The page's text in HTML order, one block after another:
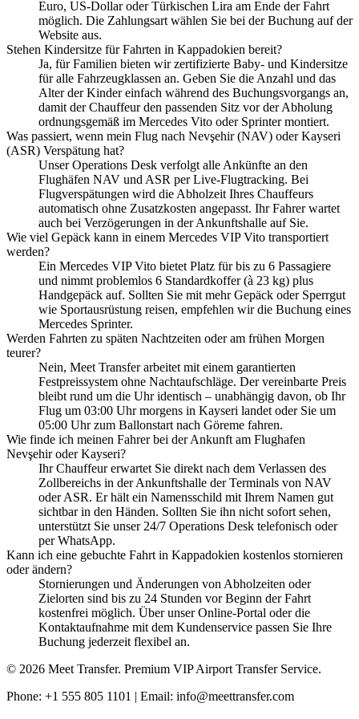
Euro, US-Dollar oder Türkischen Lira am Ende der Fahrt
möglich. Die Zahlungsart wählen Sie bei der Buchung auf der
Website aus.
Stehen Kindersitze für Fahrten in Kappadokien bereit?
Ja, für Familien bieten wir zertifizierte Baby- und Kindersitze
für alle Fahrzeugklassen an. Geben Sie die Anzahl und das
Alter der Kinder einfach während des Buchungsvorgangs an,
damit der Chauffeur den passenden Sitz vor der Abholung
ordnungsgemäß im Mercedes Vito oder Sprinter montiert.
Was passiert, wenn mein Flug nach Nevşehir (NAV) oder Kayseri
(ASR) Verspätung hat?
Unser Operations Desk verfolgt alle Ankünfte an den
Flughäfen NAV und ASR per Live-Flugtracking. Bei
Flugverspätungen wird die Abholzeit Ihres Chauffeurs
automatisch ohne Zusatzkosten angepasst. Ihr Fahrer wartet
auch bei Verzögerungen in der Ankunftshalle auf Sie.
Wie viel Gepäck kann in einem Mercedes VIP Vito transportiert
werden?
Ein Mercedes VIP Vito bietet Platz für bis zu 6 Passagiere
und nimmt problemlos 6 Standardkoffer (à 23 kg) plus
Handgepäck auf. Sollten Sie mit mehr Gepäck oder Sperrgut
wie Sportausrüstung reisen, empfehlen wir die Buchung eines
Mercedes Sprinter.
Werden Fahrten zu späten Nachtzeiten oder am frühen Morgen
teurer?
Nein, Meet Transfer arbeitet mit einem garantierten
Festpreissystem ohne Nachtaufschläge. Der vereinbarte Preis
bleibt rund um die Uhr identisch – unabhängig davon, ob Ihr
Flug um 03:00 Uhr morgens in Kayseri landet oder Sie um
05:00 Uhr zum Ballonstart nach Göreme fahren.
Wie finde ich meinen Fahrer bei der Ankunft am Flughafen
Nevşehir oder Kayseri?
Ihr Chauffeur erwartet Sie direkt nach dem Verlassen des
Zollbereichs in der Ankunftshalle der Terminals von NAV
oder ASR. Er hält ein Namensschild mit Ihrem Namen gut
sichtbar in den Händen. Sollten Sie ihn nicht sofort sehen,
unterstützt Sie unser 24/7 Operations Desk telefonisch oder
per WhatsApp.
Kann ich eine gebuchte Fahrt in Kappadokien kostenlos stornieren
oder ändern?
Stornierungen und Änderungen von Abholzeiten oder
Zielorten sind bis zu 24 Stunden vor Beginn der Fahrt
kostenfrei möglich. Über unser Online-Portal oder die
Kontaktaufnahme mit dem Kundenservice passen Sie Ihre
Buchung jederzeit flexibel an.
© 2026 Meet Transfer. Premium VIP Airport Transfer Service.
Phone: +1 555 805 1101 | Email: info@meettransfer.com